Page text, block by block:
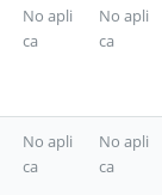
No apli
ca
No apli
ca
No apli
ca
No apli
ca